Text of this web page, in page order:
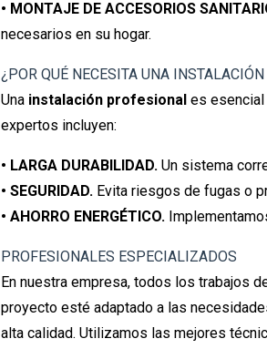
• MONTAJE DE ACCESORIOS
necesarios en su hogar.
¿POR QUÉ NECESITA UNA
Una instalación profesional es esencial
expertos incluyen:
• LARGA DURABILIDAD. Un sistema
• SEGURIDAD. Evita riesgos de fugas o
• AHORRO ENERGÉTICO.
PROFESIONALES ESPECIALIZADOS
En nuestra empresa, todos los trabajos
proyecto esté adaptado a las
alta calidad. Utilizamos las mejores